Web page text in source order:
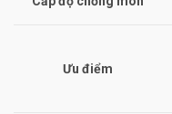
Ưu điểm